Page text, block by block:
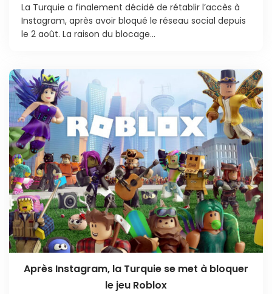
La Turquie a finalement décidé de rétablir l’accès à
Instagram, après avoir bloqué le réseau social depuis
le 2 août. La raison du blocage...
Après Instagram, la Turquie se met à bloquer
le jeu Roblox